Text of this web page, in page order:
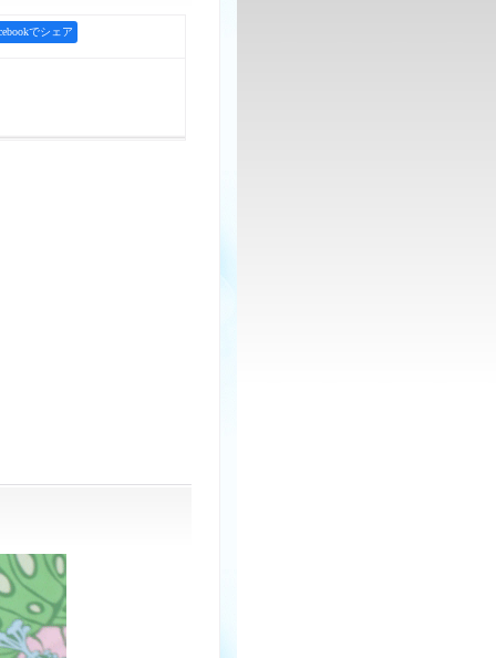
でシェア